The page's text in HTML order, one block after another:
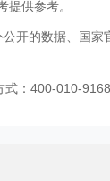
供参考。
开的数据、国
：400-010-